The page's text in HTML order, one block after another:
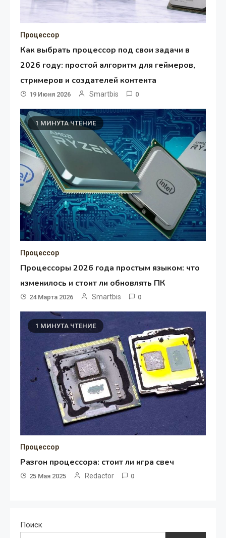
Процессор
Как выбрать процессор под свои задачи в
2026 году: простой алгоритм для геймеров,
стримеров и создателей контента
19 Июня 2026 Smartbis 0
1 МИНУТА ЧТЕНИЕ
Процессор
Процессоры 2026 года простым языком: что
изменилось и стоит ли обновлять ПК
24 Марта 2026 Smartbis 0
1 МИНУТА ЧТЕНИЕ
Процессор
Разгон процессора: стоит ли игра свеч
25 Мая 2025 Redactor 0
Поиск